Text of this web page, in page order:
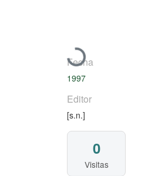
Cargando...
Fecha
1997
Editor
[s.n.]
0
Visitas